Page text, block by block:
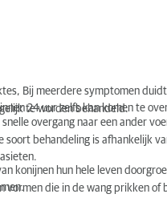
Bij meerdere symptomen
24 uur zelfs kan komen te
te worden behandeld.
overgang naar een ander
soort behandeling is afhankelijk
konijnen hun hele leven
vormen die in de wang prikken of